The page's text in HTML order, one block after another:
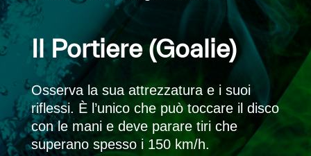
Il Portiere (Goalie)
Osserva la sua attrezzatura e i suoi
riflessi. È l’unico che può toccare il disco
con le mani e deve parare tiri che
superano spesso i 150 km/h.